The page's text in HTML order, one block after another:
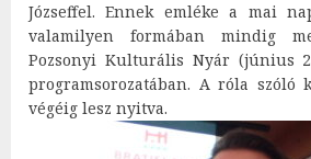
Józseffel. Ennek emléke a mai
valamilyen formában mindig
Pozsonyi Kulturális Nyár (június
programsorozatában. A róla szóló
végéig lesz nyitva.